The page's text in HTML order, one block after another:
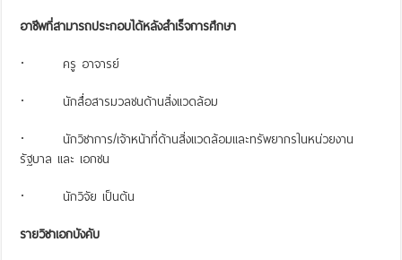
อาชีพที่สามารถประกอบได้หลังสำเร็จการศึกษา
· ครู อาจารย์
· นักสื่อสารมวลชนด้านสิ่งแวดล้อม
· นักวิชาการ/เจ้าหน้าที่ด้านสิ่งแวดล้อมและทรัพยากรในหน่วยงาน
รัฐบาล และ เอกชน
· นักวิจัย เป็นต้น
รายวิชาเอกบังคับ